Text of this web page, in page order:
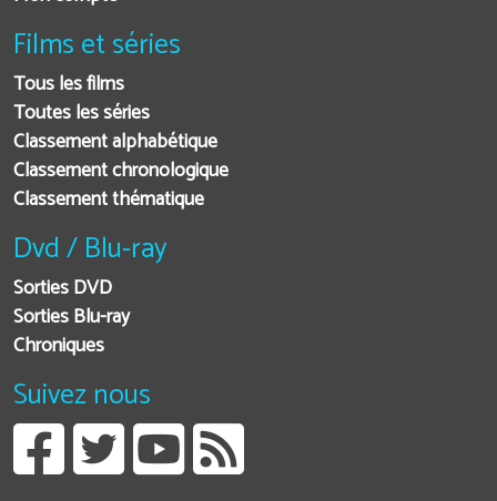
Films et séries
Tous les films
Toutes les séries
Classement alphabétique
Classement chronologique
Classement thématique
Dvd / Blu-ray
Sorties DVD
Sorties Blu-ray
Chroniques
Suivez nous